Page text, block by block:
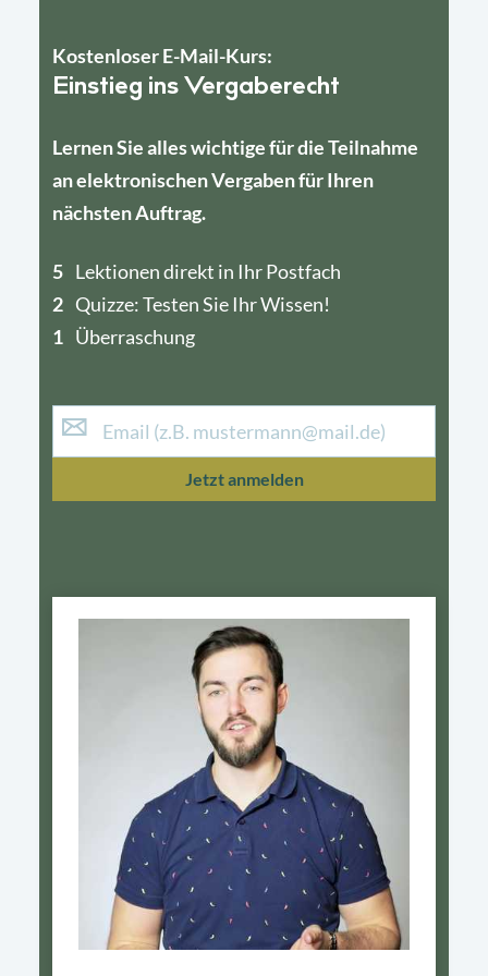
Kostenloser E-Mail-Kurs:
Einstieg ins Vergaberecht
Lernen Sie alles wichtige für die Teilnahme
an elektronischen Vergaben für Ihren
nächsten Auftrag.
5 Lektionen direkt in Ihr Postfach
2 Quizze: Testen Sie Ihr Wissen!
1 Überraschung
4
1
Jetzt anmelden